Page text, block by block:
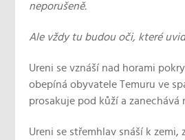
neporušeně.
Ale vždy tu budou oči, které
Ureni se vznáší nad horami
obepíná obyvatele Temuru ve
prosakuje pod kůží a
Ureni se střemhlav snáší k